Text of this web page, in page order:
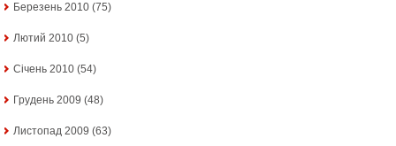
Березень 2010 (75)
Лютий 2010 (5)
Січень 2010 (54)
Грудень 2009 (48)
Листопад 2009 (63)